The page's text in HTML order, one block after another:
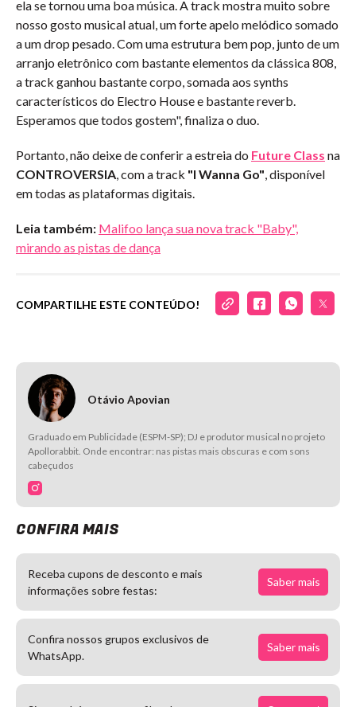
ela se tornou uma boa música. A track mostra muito sobre
nosso gosto musical atual, um forte apelo melódico somado
a um drop pesado. Com uma estrutura bem pop, junto de um
arranjo eletrônico com bastante elementos da clássica 808,
a track ganhou bastante corpo, somada aos synths
característicos do Electro House e bastante reverb.
Esperamos que todos gostem", finaliza o duo.
Portanto, não deixe de conferir a estreia do Future Class na
CONTROVERSIA, com a track "I Wanna Go", disponível
em todas as plataformas digitais.
Leia também: Malifoo lança sua nova track "Baby",
mirando as pistas de dança
COMPARTILHE ESTE CONTEÚDO!
Otávio Apovian
Graduado em Publicidade (ESPM-SP); DJ e produtor musical no projeto
Apollorabbit. Onde encontrar: nas pistas mais obscuras e com sons
cabeçudos
CONFIRA MAIS
Receba cupons de desconto e mais
informações sobre festas:
Saber mais
Confira nossos grupos exclusivos de
WhatsApp.
Saber mais